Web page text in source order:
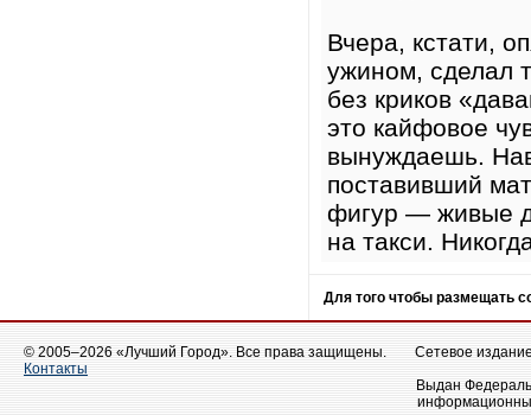
Вчера, кстати,
ужином, сделал
без криков
это кайфовое
вынуждаешь.
поставивший
фигур — живые
на такси.
Для того чтобы размещать
© 2005–2026 «Лучший Город». Все права защищены.
Контакты
Сетевое
Выдан